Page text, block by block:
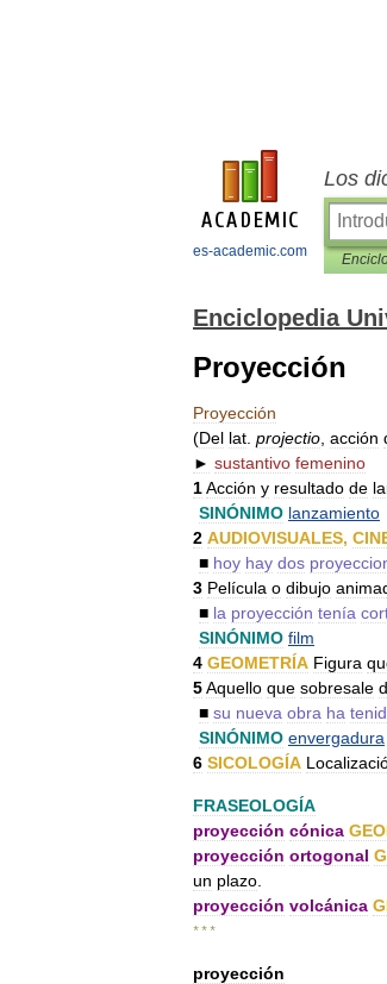
es-academic.com
Los
Enciclopedia
Proyección
Proyección
(Del lat projectio acción
► sustantivo femenino
1Acción y resultado de
SINÓNIMO lanzamiento
2 AUDIOVISUALES,
■ hoy hay dos
3 Película o dibujo
■ la proyección tenía
SINÓNIMO film
4 GEOMETRÍA Figura
5Aquello que sobresale
■ su nueva obra ha
SINÓNIMO envergadura
6 SICOLOGÍA
FRASEOLOGÍA
proyección cónica
proyección ortogonal
un plazo
proyección volcánica
* * *
proyección